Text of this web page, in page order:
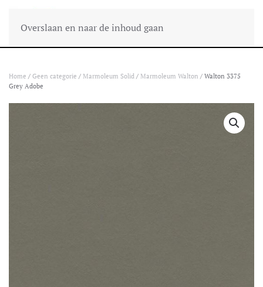
Overslaan en naar de inhoud gaan
Home / Geen categorie / Marmoleum Solid / Marmoleum Walton / Walton 3375
Grey Adobe